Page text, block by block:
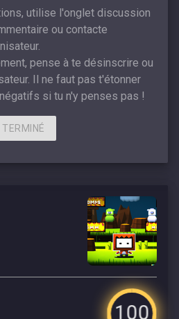
utilise l'onglet discussion
ou contacte
pense à te désinscrire ou
Il ne faut pas t'étonner
si tu n'y penses pas !
TERMINÉ
100